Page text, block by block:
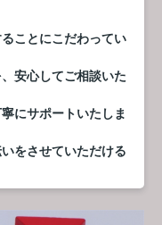
ことにこだわってい
安心してご相談いた
にサポートいたしま
をさせていただける